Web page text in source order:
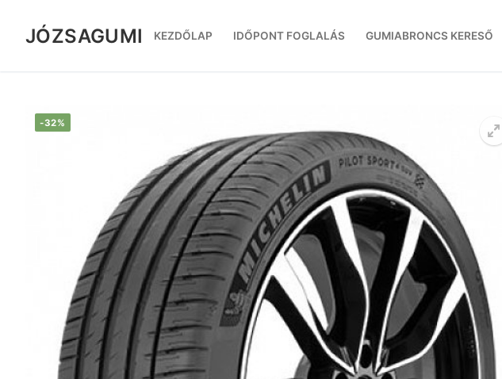
tartalomra
JÓZSAGUMI KEZDŐLAP IDŐPONT FOGLALÁS GUMIABRONCS KERESŐ
-32%